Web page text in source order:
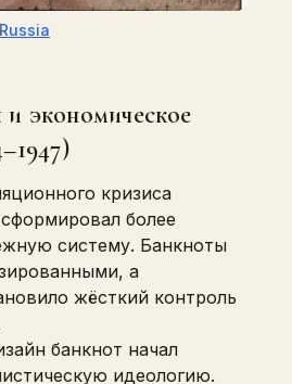
экономическое
кризиса
более
систему. Банкноты
а
жёсткий контроль
банкнот начал
идеологию.